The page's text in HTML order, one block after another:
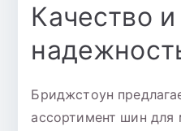
Качество и
Бриджстоун
ассортимент шин для